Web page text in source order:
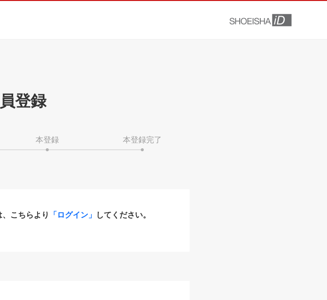
登録
本登録 本登録完了
こちらより 「ログイン」 してください。